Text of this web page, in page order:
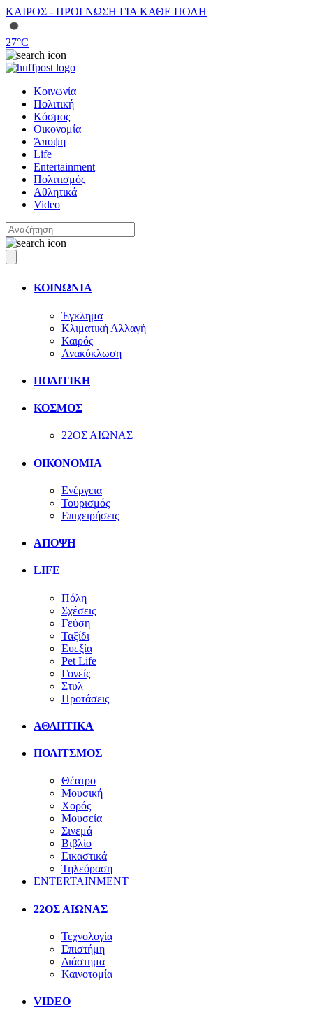
ΚΑΙΡΟΣ - ΠΡΟΓΝΩΣΗ ΓΙΑ ΚΑΘΕ ΠΟΛΗ
27°C
Κοινωνία
Πολιτική
Κόσμος
Οικονομία
Άποψη
Life
Entertainment
Πολιτισμός
Αθλητικά
Video
ΚΟΙΝΩΝΙΑ
Έγκλημα
Κλιματική Αλλαγή
Καιρός
Ανακύκλωση
ΠΟΛΙΤΙΚΗ
ΚΟΣΜΟΣ
22ΟΣ ΑΙΩΝΑΣ
ΟΙΚΟΝΟΜΙΑ
Ενέργεια
Τουρισμός
Επιχειρήσεις
ΑΠΟΨΗ
LIFE
Πόλη
Σχέσεις
Γεύση
Ταξίδι
Ευεξία
Pet Life
Γονείς
Στυλ
Προτάσεις
ΑΘΛΗΤΙΚΑ
ΠΟΛΙΤΣΜΟΣ
Θέατρο
Μουσική
Χορός
Μουσεία
Σινεμά
Βιβλίο
Εικαστικά
Τηλεόραση
ENTERTAINMENT
22ΟΣ ΑΙΩΝΑΣ
Τεχνολογία
Επιστήμη
Διάστημα
Καινοτομία
VIDEO